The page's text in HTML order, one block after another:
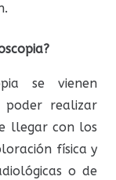
se vienen
realizar
llegar con los
física y
o de